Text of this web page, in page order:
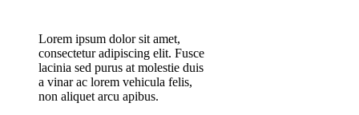
Lorem ipsum dolor sit amet,
consectetur adipiscing elit. Fusce
lacinia sed purus at molestie duis
a vinar ac lorem vehicula felis,
non aliquet arcu apibus.